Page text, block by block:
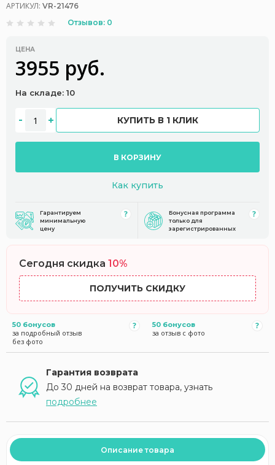
АРТИКУЛ: VR-21476
Отзывов: 0
ЦЕНА
3955 руб.
На складе: 10
КУПИТЬ В 1 КЛИК
В КОРЗИНУ
Как купить
Гарантируем
минимальную
цену
Бонусная программа
только для
зарегистрированных
Сегодня скидка 10%
ПОЛУЧИТЬ СКИДКУ
50 бонусов
за подробный отзыв
без фото
50 бонусов
за отзыв с фото
Гарантия возврата
До 30 дней на возврат товара, узнать
подробнее
Описание товара